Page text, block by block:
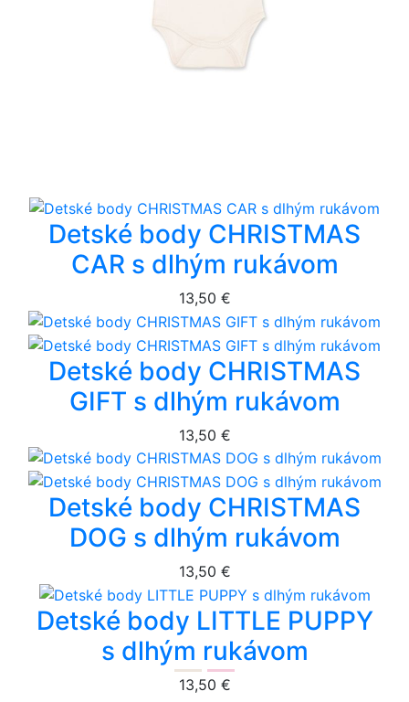
Detské body CHRISTMAS
CAR s dlhým rukávom
13,50 €
Detské body CHRISTMAS
GIFT s dlhým rukávom
13,50 €
Detské body CHRISTMAS
DOG s dlhým rukávom
13,50 €
Detské body LITTLE PUPPY
s dlhým rukávom
13,50 €